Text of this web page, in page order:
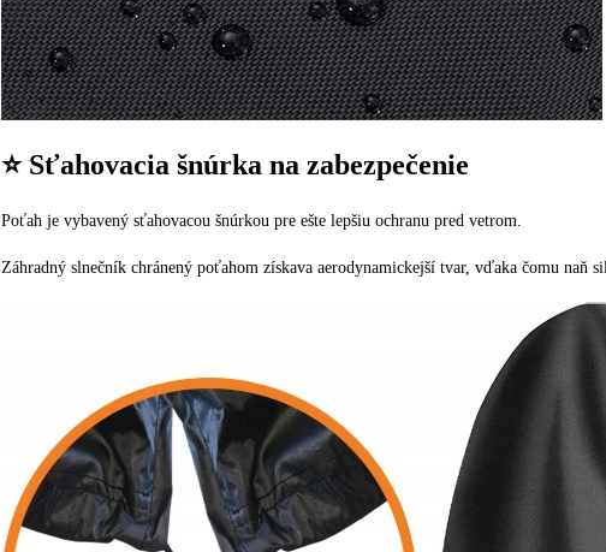
⭐ Sťahovacia šnúrka na zabezpečenie
Poťah je vybavený sťahovacou šnúrkou pre ešte lepšiu ochranu pred vetrom.
Záhradný slnečník chránený poťahom získava aerodynamickejší tvar, vďaka čomu naň